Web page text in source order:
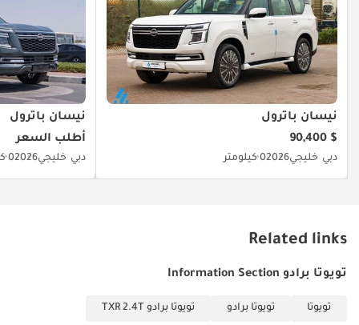
نيسان باترول
$ 90,400
دبي خليجي20260 كيلومتر
نيسان باترول
أطلب السعر
دبي خليجي20260 كيلومتر
Related links
تويوتا برادو Information Section
تويوتا تويوتا برادو تويوتا برادو TXR 2.4T
تم إنشاء هذه الإحصاءات بواسطة الذكاء الاصطناعي اعتماداً على بيانات
خبراء السوق. يُرجى دائماً فحص السيارة قبل الشراء.